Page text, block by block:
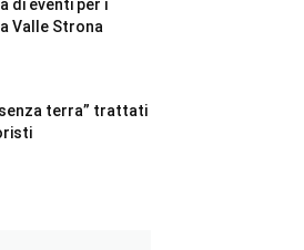
di eventi per i
Valle Strona
terra” trattati